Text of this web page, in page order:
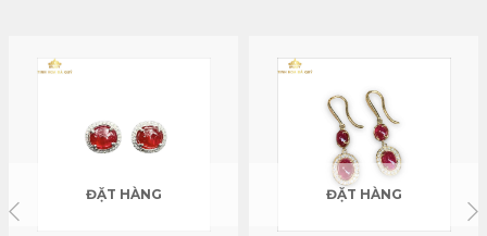
ĐẶT HÀNG HẾT HÀNG